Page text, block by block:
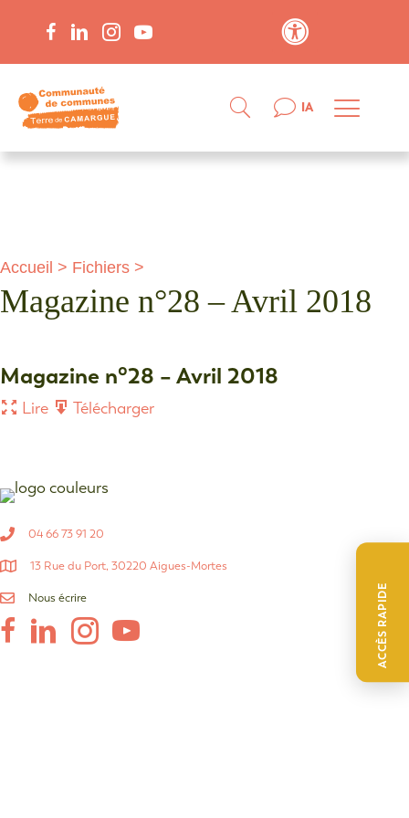
ACCÈS RAPIDE
IA
Accueil > Fichiers >
Magazine n°28 – Avril 2018
Magazine n°28 – Avril 2018
Lire Télécharger
04 66 73 91 20
13 Rue du Port, 30220 Aigues-Mortes
Nous écrire